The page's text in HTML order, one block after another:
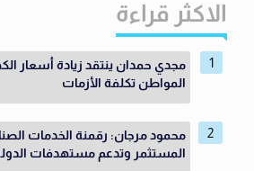
الاكثر قراءة
مجدي حمدان ينتقد زيادة أسعار
المواطن تكلفة الأزمات
محمود مرجان: رقمنة الخدمات
المستثمر وتدعم مستهدفات الدولة